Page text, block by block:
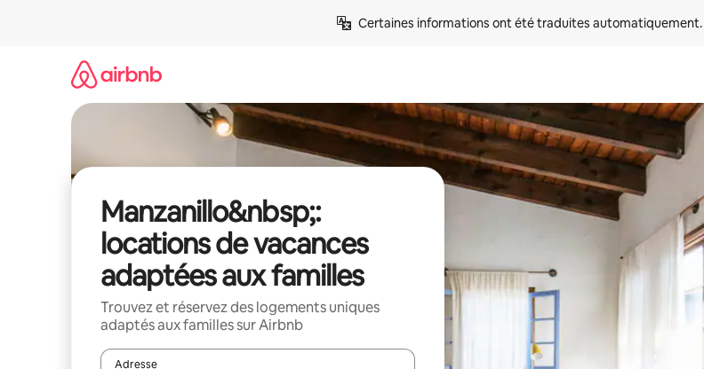
Certaines informations ont été traduites automatiquement.
Manzanillo&nbsp;:
locations de vacances
adaptées aux familles
Trouvez et réservez des logements uniques
adaptés aux familles sur Airbnb
Adresse